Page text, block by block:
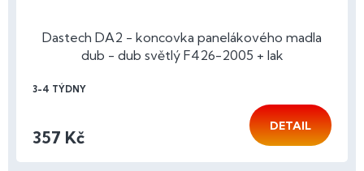
Dastech DA2 - koncovka panelákového madla
dub - dub světlý F426-2005 + lak
3-4 TÝDNY
357 Kč
DETAIL